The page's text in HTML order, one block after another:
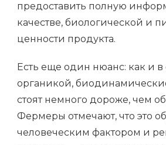
предоставить полную
качестве, биологической и
ценности продукта.
Есть еще один нюанс: как и в
органикой,
стоят немного дороже, чем
Фермеры отмечают, что это
человеческим фактором и